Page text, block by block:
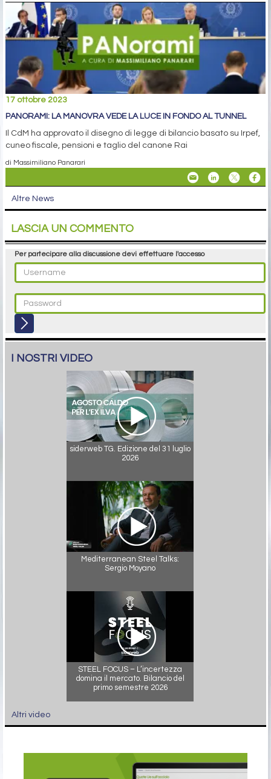
17 ottobre 2023
PANORAMI: LA MANOVRA VEDE LA LUCE IN FONDO AL TUNNEL
Il CdM ha approvato il disegno di legge di bilancio basato su Irpef,
cuneo fiscale, pensioni e taglio del canone Rai
di Massimiliano Panarari
Altre News
LASCIA UN COMMENTO
Per partecipare alla discussione devi effettuare l'accesso
I NOSTRI VIDEO
siderweb TG. Edizione del 31 luglio
2026
Mediterranean Steel Talks:
Sergio Moyano
STEEL FOCUS – L’incertezza
domina il mercato. Bilancio del
primo semestre 2026
Altri video